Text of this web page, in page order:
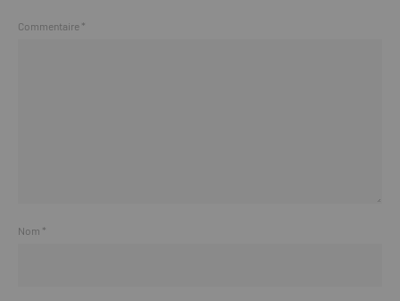
Commentaire *
Nom *